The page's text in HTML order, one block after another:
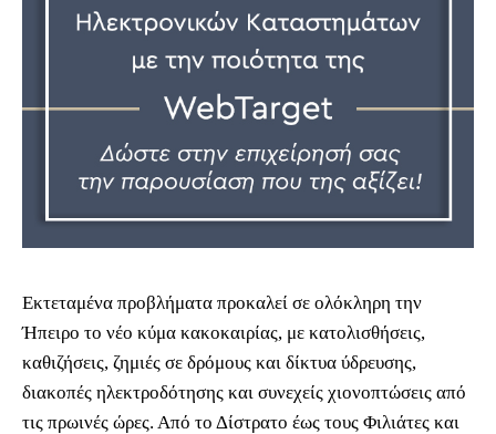
Εκτεταμένα προβλήματα προκαλεί σε ολόκληρη την
Ήπειρο το νέο κύμα κακοκαιρίας, με κατολισθήσεις,
καθιζήσεις, ζημιές σε δρόμους και δίκτυα ύδρευσης,
διακοπές ηλεκτροδότησης και συνεχείς χιονοπτώσεις από
τις πρωινές ώρες. Από το Δίστρατο έως τους Φιλιάτες και